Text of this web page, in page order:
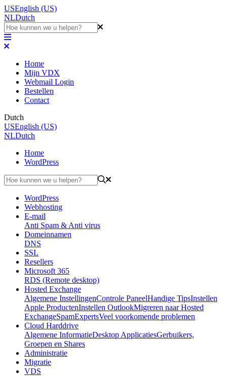
USEnglish (US)
NLDutch
Home
Mijn VDX
Webmail Login
Bestellen
Contact
Dutch
USEnglish (US)
NLDutch
Home
WordPress
WordPress
Webhosting
E-mail
Anti Spam & Anti virus
Domeinnamen
DNS
SSL
Resellers
Microsoft 365
RDS (Remote desktop)
Hosted Exchange
Algemene InstellingenControle PaneelHandige TipsInstellen
Apple ProductenInstellen OutlookMigreren naar Hosted
ExchangeSpamExpertsVeel voorkomende problemen
Cloud Harddrive
Algemene InformatieDesktop ApplicatiesGerbuikers,
Groepen en Shares
Administratie
Migratie
VDS